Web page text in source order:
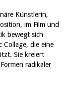
Künstlerin,
im Film und
bewegt sich
Collage, die eine
Sie kreiert
radikaler